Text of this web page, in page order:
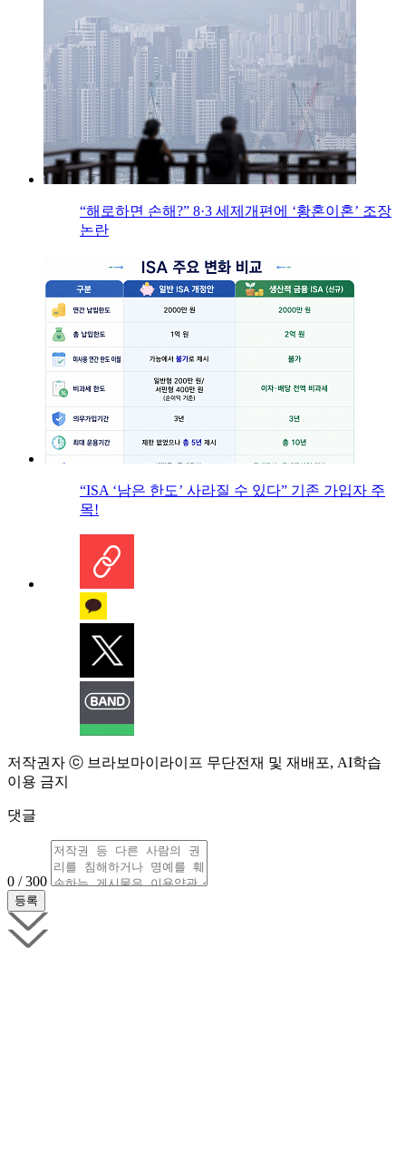
“해로하면 손해?” 8·3 세제개편에 ‘황혼이혼’ 조장
논란
“ISA ‘남은 한도’ 사라질 수 있다” 기존 가입자 주
목!
저작권자 ⓒ 브라보마이라이프 무단전재 및 재배포, AI학습
이용 금지
댓글
0 / 300